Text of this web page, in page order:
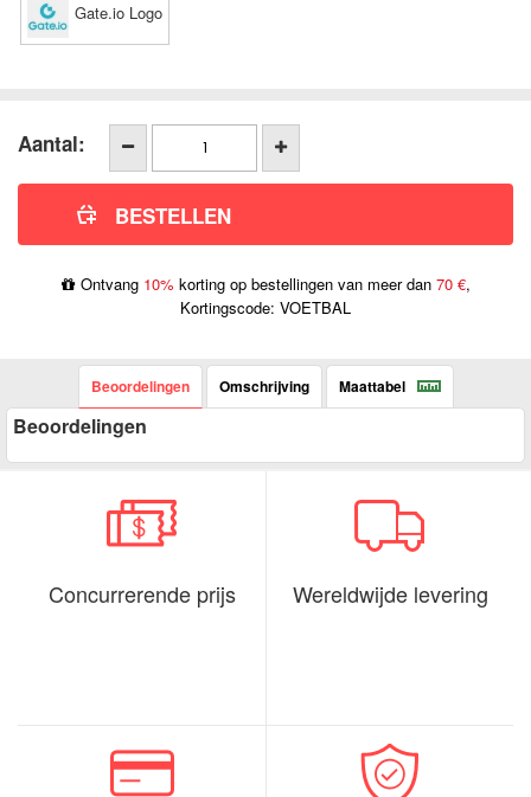
Gate.io Logo
Aantal:
Ontvang 10% korting op bestellingen van meer dan 70 €,
Kortingscode: VOETBAL
Beoordelingen Omschrijving Maattabel
Beoordelingen
Concurrerende prijs Wereldwijde levering